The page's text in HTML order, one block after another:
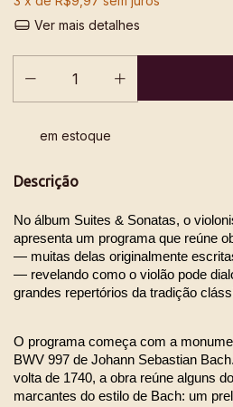
Ver mais detalhes
em estoque
Descrição
No álbum Suites & Sonatas, o
apresenta um programa que reúne
— muitas delas originalmente
— revelando como o violão pode
grandes repertórios da tradição
O programa começa com a
BWV 997 de Johann Sebastian
volta de 1740, a obra reúne alguns
marcantes do estilo de Bach: um